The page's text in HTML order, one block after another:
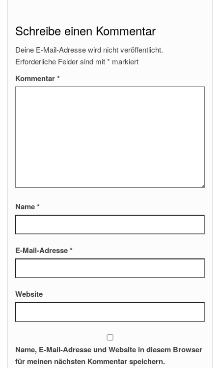
Schreibe einen Kommentar
Deine E-Mail-Adresse wird nicht veröffentlicht.
Erforderliche Felder sind mit* markiert
Kommentar*
Name*
E-Mail-Adresse*
Website
Name, E-Mail-Adresse und Website in diesem Browser
für meinen nächsten Kommentar speichern.